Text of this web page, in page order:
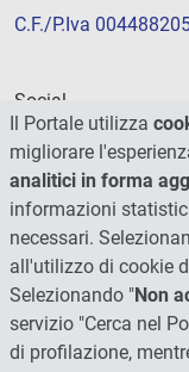
C.F./P.Iva
Social
Il Portale utilizza
migliorare
analitici in forma
informazioni
necessari.
all'utilizzo di cookie
Selezionando "Non
servizio "Cerca nel
di profilazione,